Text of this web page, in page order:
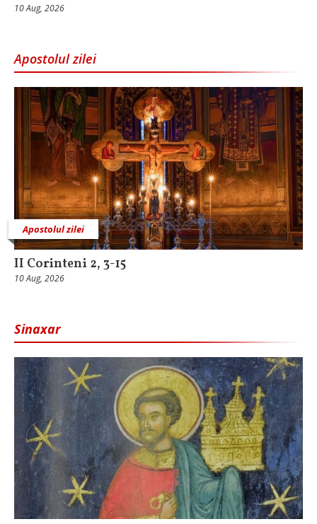
10 Aug, 2026
Apostolul zilei
Apostolul zilei
II Corinteni 2, 3-15
10 Aug, 2026
Sinaxar